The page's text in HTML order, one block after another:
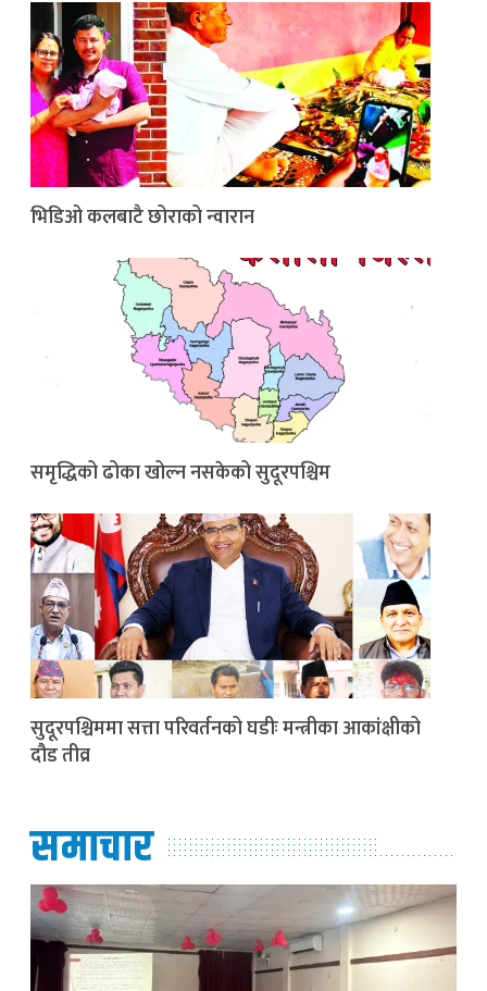
भिडिओ कलबाटै छोराको न्वारान
समृद्धिको ढोका खोल्न नसकेको सुदूरपश्चिम
सुदूरपश्चिममा सत्ता परिवर्तनको घडीः मन्त्रीका आकांक्षीको
दौड तीव्र
समाचार